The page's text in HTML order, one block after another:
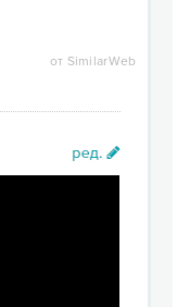
от SimilarWeb